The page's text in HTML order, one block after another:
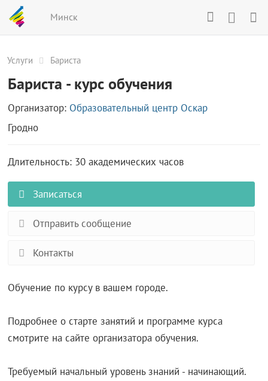
Минск
Услуги Бариста
Бариста - курс обучения
Организатор: Образовательный центр Оскар
Гродно
Длительность: 30 академических часов
Записаться
Отправить сообщение
Контакты
Обучение по курсу в вашем городе.
Подробнее о старте занятий и программе курса
смотрите на сайте организатора обучения.
Требуемый начальный уровень знаний - начинающий.